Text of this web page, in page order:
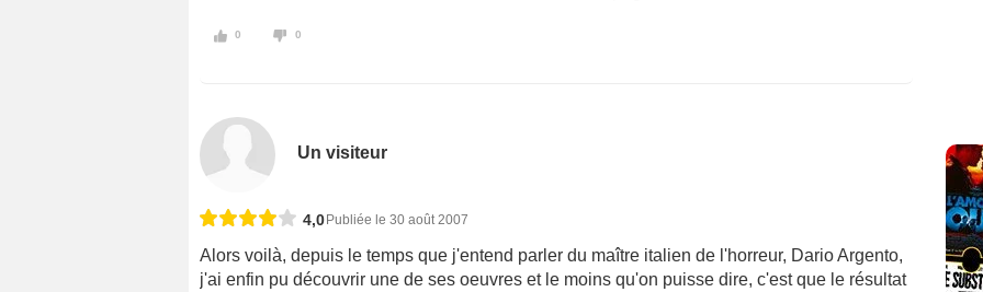
0 0
Un visiteur
4,0Publiée le 30 août 2007
Alors voilà, depuis le temps que j'entend parler du maître italien de l'horreur, Dario Argento,
j'ai enfin pu découvrir une de ses oeuvres et le moins qu'on puisse dire, c'est que le résultat